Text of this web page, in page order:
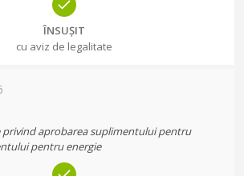
ÎNSUȘIT
cu aviz de legalitate
privind aprobarea suplimentului pentru
pentru energie